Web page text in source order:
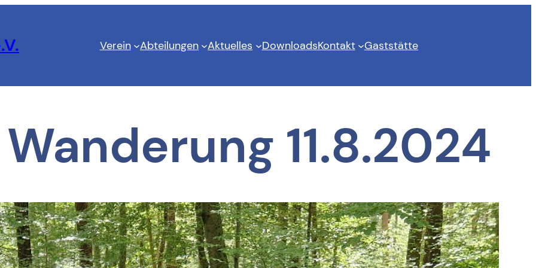
Verein Abteilungen Aktuelles DownloadsKontakt Gaststätte
11.8.2024